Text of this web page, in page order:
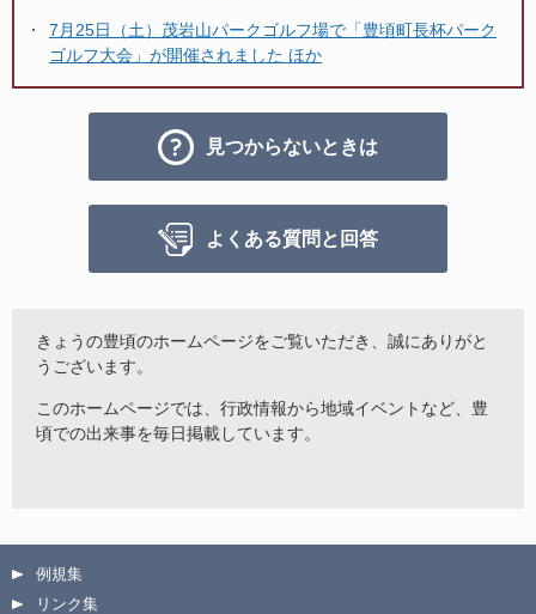
7月25日（土）茂岩山パークゴルフ場で「豊頃町長杯パーク
ゴルフ大会」が開催されました ほか
見つからないときは
よくある質問と回答
きょうの豊頃のホームページをご覧いただき、誠にありがと
うございます。
このホームページでは、行政情報から地域イベントなど、豊
頃での出来事を毎日掲載しています。
例規集
リンク集